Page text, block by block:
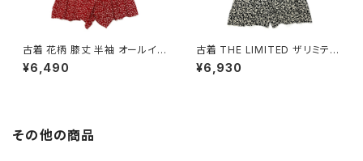
古着 花柄 膝丈 半袖 オールイン
ワン 赤 (otu2604121)
¥6,490
古着 THE LIMITED ザリミテッ
ド 花柄 膝丈 半袖 オールインワ
ン 黒 (otu2604142)
¥6,930
その他の商品